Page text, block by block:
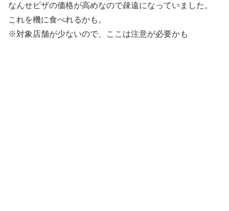
なんせピザの価格が高めなので疎遠になっていました。
これを機に食べれるかも。
※対象店舗が少ないので、ここは注意が必要かも